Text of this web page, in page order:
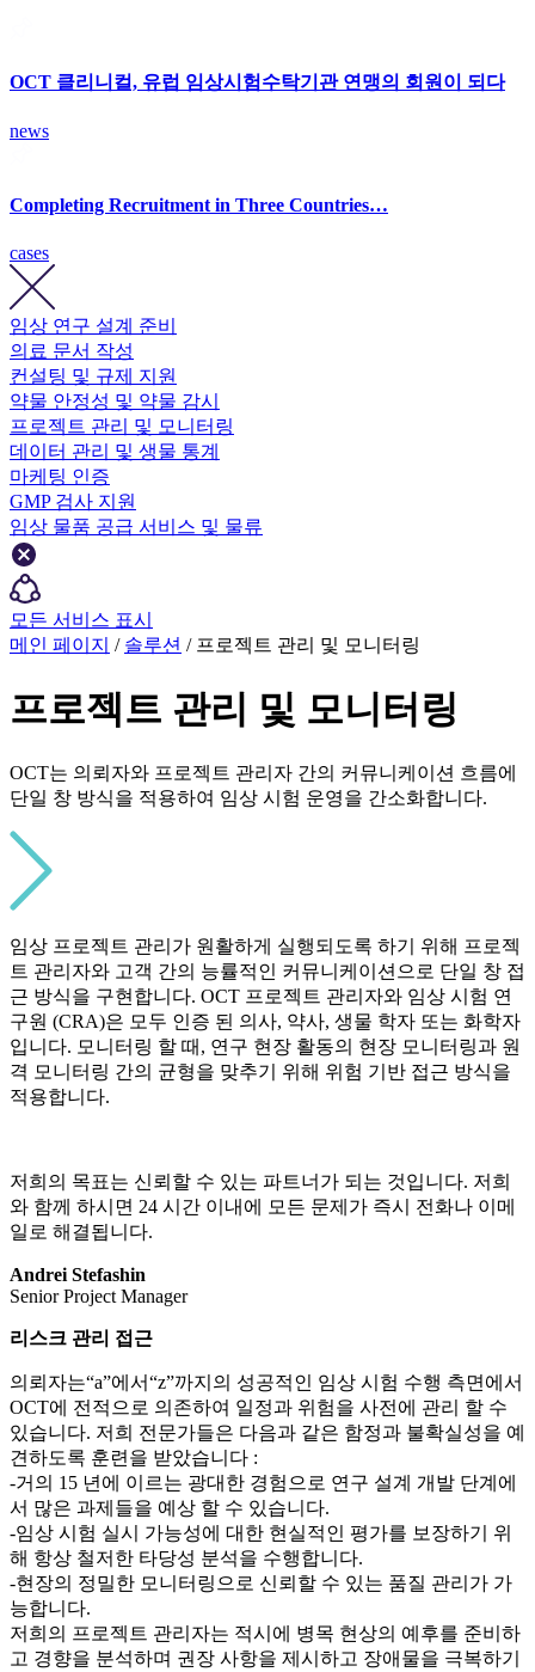
OCT 클리니컬, 유럽 임상시험수탁기관 연맹의 회원이 되다
news
Completing Recruitment in Three Countries…
cases
임상 연구 설계 준비
의료 문서 작성
컨설팅 및 규제 지원
약물 안정성 및 약물 감시
프로젝트 관리 및 모니터링
데이터 관리 및 생물 통계
마케팅 인증
GMP 검사 지원
임상 물품 공급 서비스 및 물류
모든 서비스 표시
메인 페이지 / 솔루션 / 프로젝트 관리 및 모니터링
프로젝트 관리 및 모니터링
OCT는 의뢰자와 프로젝트 관리자 간의 커뮤니케이션 흐름에
단일 창 방식을 적용하여 임상 시험 운영을 간소화합니다.
임상 프로젝트 관리가 원활하게 실행되도록 하기 위해 프로젝
트 관리자와 고객 간의 능률적인 커뮤니케이션으로 단일 창 접
근 방식을 구현합니다. OCT 프로젝트 관리자와 임상 시험 연
구원 (CRA)은 모두 인증 된 의사, 약사, 생물 학자 또는 화학자
입니다. 모니터링 할 때, 연구 현장 활동의 현장 모니터링과 원
격 모니터링 간의 균형을 맞추기 위해 위험 기반 접근 방식을
적용합니다.
저희의 목표는 신뢰할 수 있는 파트너가 되는 것입니다. 저희
와 함께 하시면 24 시간 이내에 모든 문제가 즉시 전화나 이메
일로 해결됩니다.
Andrei Stefashin
Senior Project Manager
리스크 관리 접근
의뢰자는“a”에서“z”까지의 성공적인 임상 시험 수행 측면에서
OCT에 전적으로 의존하여 일정과 위험을 사전에 관리 할 수
있습니다. 저희 전문가들은 다음과 같은 함정과 불확실성을 예
견하도록 훈련을 받았습니다 :
-거의 15 년에 이르는 광대한 경험으로 연구 설계 개발 단계에
서 많은 과제들을 예상 할 수 있습니다.
-임상 시험 실시 가능성에 대한 현실적인 평가를 보장하기 위
해 항상 철저한 타당성 분석을 수행합니다.
-현장의 정밀한 모니터링으로 신뢰할 수 있는 품질 관리가 가
능합니다.
저희의 프로젝트 관리자는 적시에 병목 현상의 예후를 준비하
고 경향을 분석하며 권장 사항을 제시하고 장애물을 극복하기